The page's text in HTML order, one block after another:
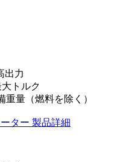
出力
トルク
重量（燃料を除く）
ター 製品詳細